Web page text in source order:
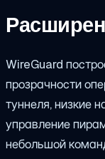
WireGuard
прозрачности
туннеля, низкие
управление
небольшой